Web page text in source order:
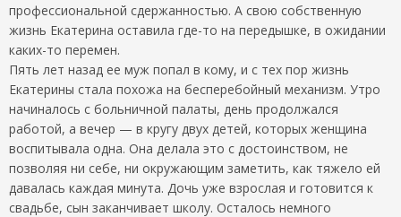
профессиональной сдержанностью. А свою собственную
жизнь Екатерина оставила где-то на передышке, в ожидании
каких-то перемен.
Пять лет назад ее муж попал в кому, и с тех пор жизнь
Екатерины стала похожа на бесперебойный механизм. Утро
начиналось с больничной палаты, день продолжался
работой, а вечер — в кругу двух детей, которых женщина
воспитывала одна. Она делала это с достоинством, не
позволяя ни себе, ни окружающим заметить, как тяжело ей
давалась каждая минута. Дочь уже взрослая и готовится к
свадьбе, сын заканчивает школу. Осталось немного